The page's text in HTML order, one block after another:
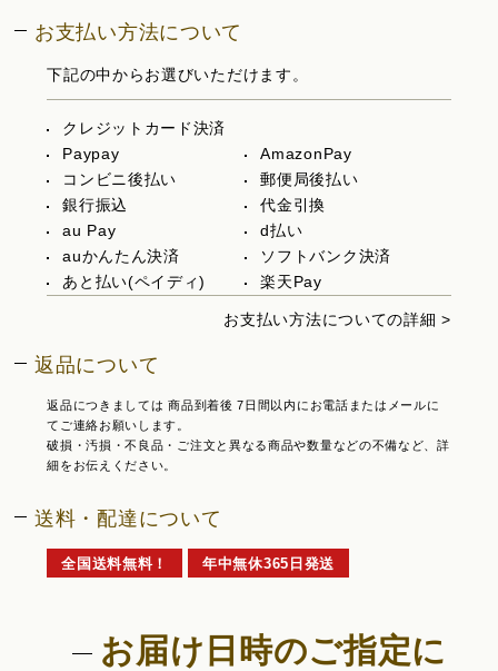
お支払い方法について
下記の中からお選びいただけます。
クレジットカード決済
Paypay
AmazonPay
コンビニ後払い
郵便局後払い
銀行振込
代金引換
au Pay
d払い
auかんたん決済
ソフトバンク決済
あと払い(ペイディ)
楽天Pay
お支払い方法についての詳細 >
返品について
返品につきましては 商品到着後 7日間以内にお電話またはメールに
てご連絡お願いします。
破損・汚損・不良品・ご注文と異なる商品や数量などの不備など、詳
細をお伝えください。
送料・配達について
全国送料無料！ 年中無休365日発送
お届け日時のご指定に